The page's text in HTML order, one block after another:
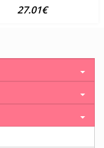
27.01€